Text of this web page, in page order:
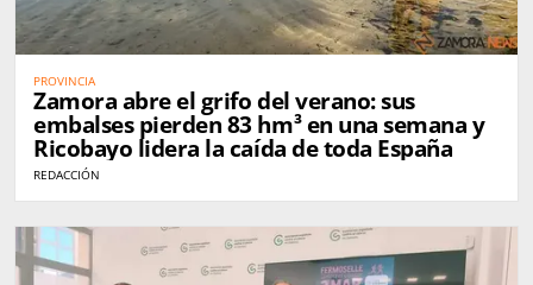
PROVINCIA
Zamora abre el grifo del verano: sus
embalses pierden 83 hm³ en una semana y
Ricobayo lidera la caída de toda España
REDACCIÓN